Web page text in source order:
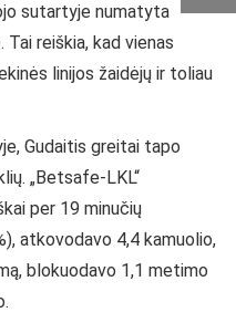
sutartyje numatyta
reiškia, kad vienas
linijos žaidėjų ir toliau
Gudaitis greitai tapo
„Betsafe-LKL“
per 19 minučių
atkovodavo 4,4 kamuolio,
blokuodavo 1,1 metimo